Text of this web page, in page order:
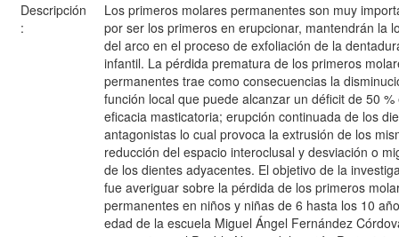
Descripción
:
Los primeros molares permanentes son muy
por ser los primeros en erupcionar, mantendrán la
del arco en el proceso de exfoliación de la
infantil. La pérdida prematura de los primeros
permanentes trae como consecuencias la
función local que puede alcanzar un déficit de 50 %
eficacia masticatoria; erupción continuada de los
antagonistas lo cual provoca la extrusión de los
reducción del espacio interoclusal y desviación o
de los dientes adyacentes. El objetivo de la
fue averiguar sobre la pérdida de los primeros
permanentes en niños y niñas de 6 hasta los 10
edad de la escuela Miguel Ángel Fernández